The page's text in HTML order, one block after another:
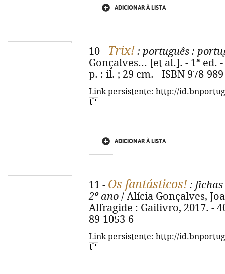
ADICIONAR À LISTA
10 - Trix! : português :
Gonçalves... [et al.]. - 1ª ed.
p. : il. ; 29 cm. - ISBN 978-
Link persistente: http://
ADICIONAR À LISTA
11 - Os fantásticos! :
2º ano / Alícia Gonçalves,
Alfragide : Gailivro, 2017. -
89-1053-6
Link persistente: http://